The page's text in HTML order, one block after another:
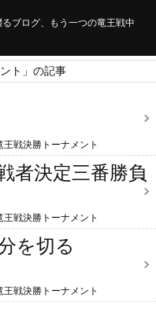
ブログ、もう一つの竜王戦中
ト」の記事
王戦決勝トーナメント
者決定三番勝負
王戦決勝トーナメント
を切る
王戦決勝トーナメント